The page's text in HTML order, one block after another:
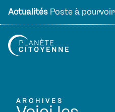
Actualités Poste à pourvoir
ARCHIVES